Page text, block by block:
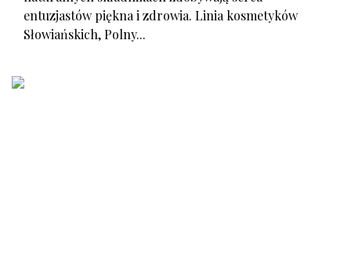
entuzjastów piękna i zdrowia. Linia kosmetyków
Słowiańskich, Polny...